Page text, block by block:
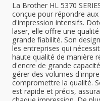
La Brother HL 5370
conçue pour répondre
d'impression intensifs.
laser, elle offre une
grande fiabilité. Son
les entreprises qui
haute qualité de manière
d'encre de grande
gérer des volumes
compromettre la qualité.
est rapide et précis,